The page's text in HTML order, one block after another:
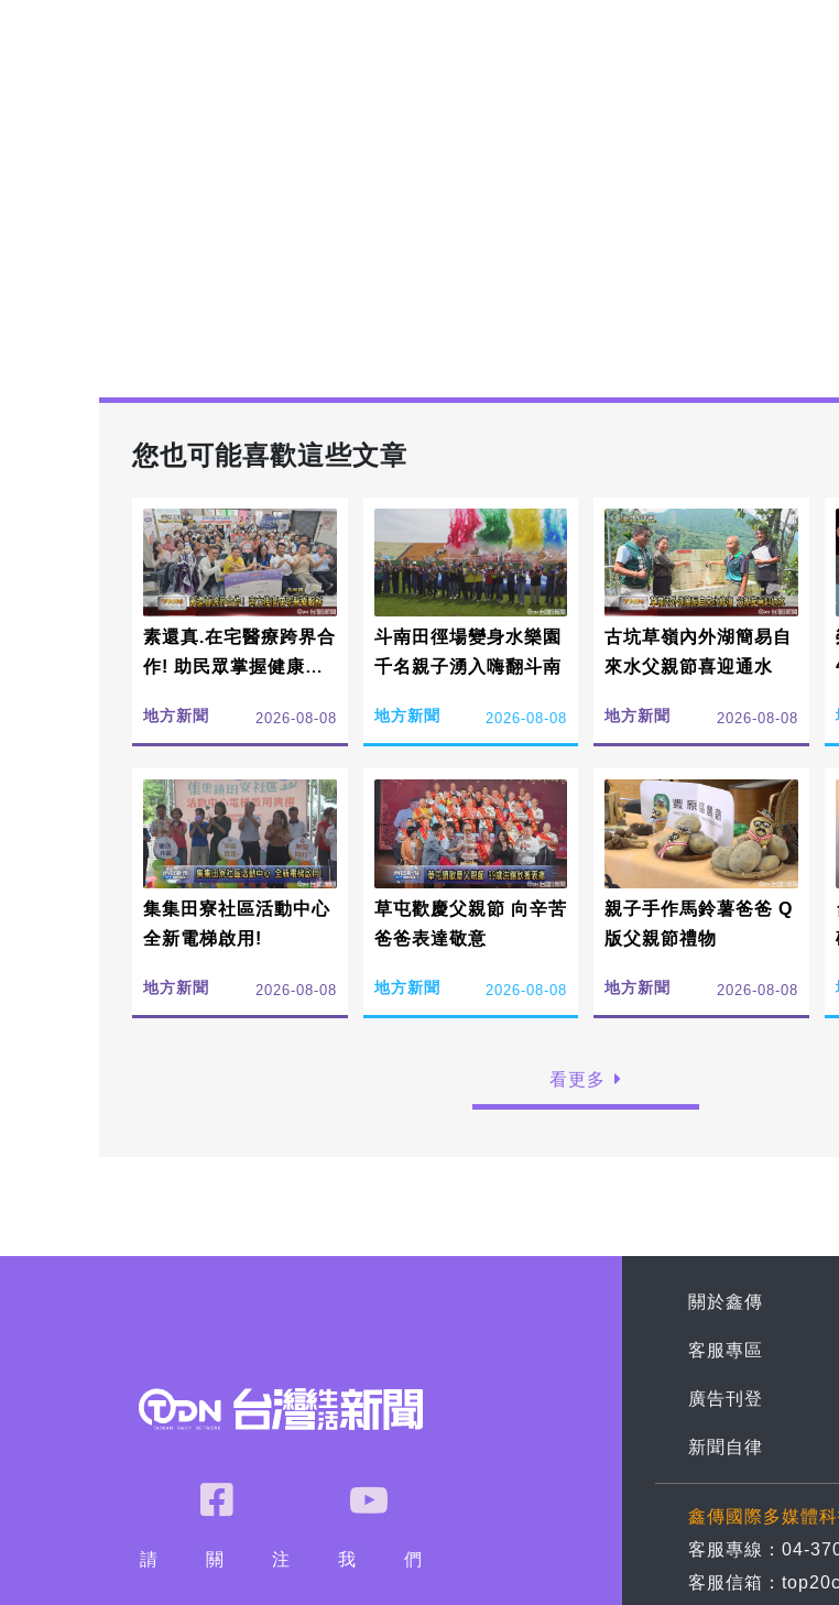
您也可能喜歡這些文章
素還真.在宅醫療跨界合
作! 助民眾掌握健康半
地方新聞 2026-08-08
斗南田徑場變身水樂園
千名親子湧入嗨翻斗南
地方新聞 2026-08-08
古坑草嶺內外湖簡易自
來水父親節喜迎通水
地方新聞 2026-08-08
集集田寮社區活動中心
全新電梯啟用!
地方新聞 2026-08-08
草屯歡慶父親節 向辛苦
爸爸表達敬意
地方新聞 2026-08-08
親子手作馬鈴薯爸爸 Q
版父親節禮物
地方新聞 2026-08-08
看更多
請 關 注 我 們
關於鑫傳
客服專區
廣告刊登
新聞自律
鑫傳國際多媒體
客服專線：04-
客服信箱：